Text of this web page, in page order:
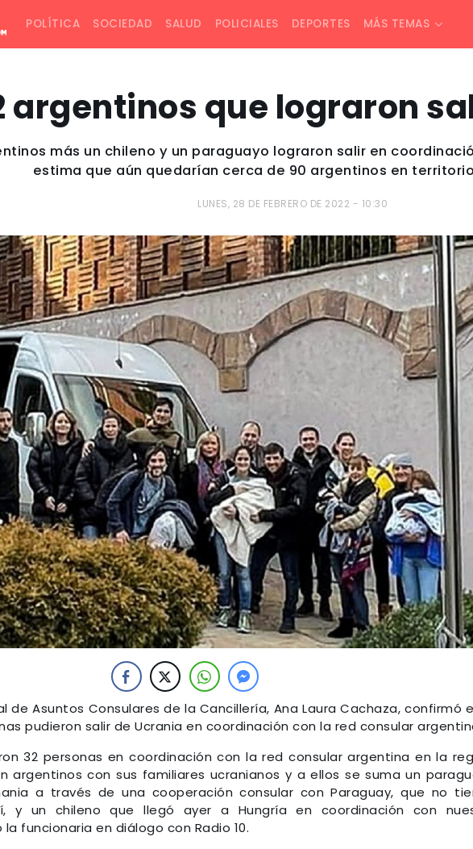
POLÍTICA SOCIEDAD SALUD POLICIALES DEPORTES MÁS TEMAS
argentinos que lograron
más un chileno y un paraguayo lograron salir en
estima que aún quedarían cerca de 90 argentinos en
LUNES, 28 DE FEBRERO DE 2022 - 10:30
de Asuntos Consulares de la Cancillería, Ana Laura Cachaza, confirmó
pudieron salir de Ucrania en coordinación con la red consular
32 personas en coordinación con la red consular argentina en la
argentinos con sus familiares ucranianos y a ellos se suma un
a través de una cooperación consular con Paraguay, que no
y un chileno que llegó ayer a Hungría en coordinación con
funcionaria en diálogo con Radio 10.